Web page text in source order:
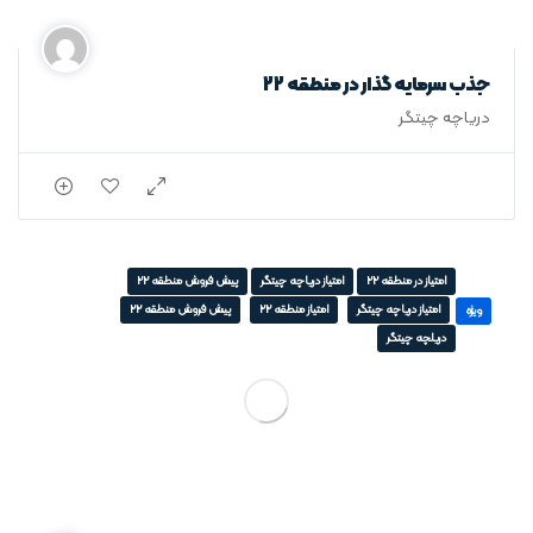
جذب سرمایه گذار در منطقه 22
دریاچه چیتگر
ویژه
امتیاز در منطقه 22 امتیاز دریاچه چیتگر
پیش فروش منطقه 22
امتیاز دریاچه چیتگر
امتیاز منطقه 22
پیش فروش منطقه 22
دریلچه چیتگر